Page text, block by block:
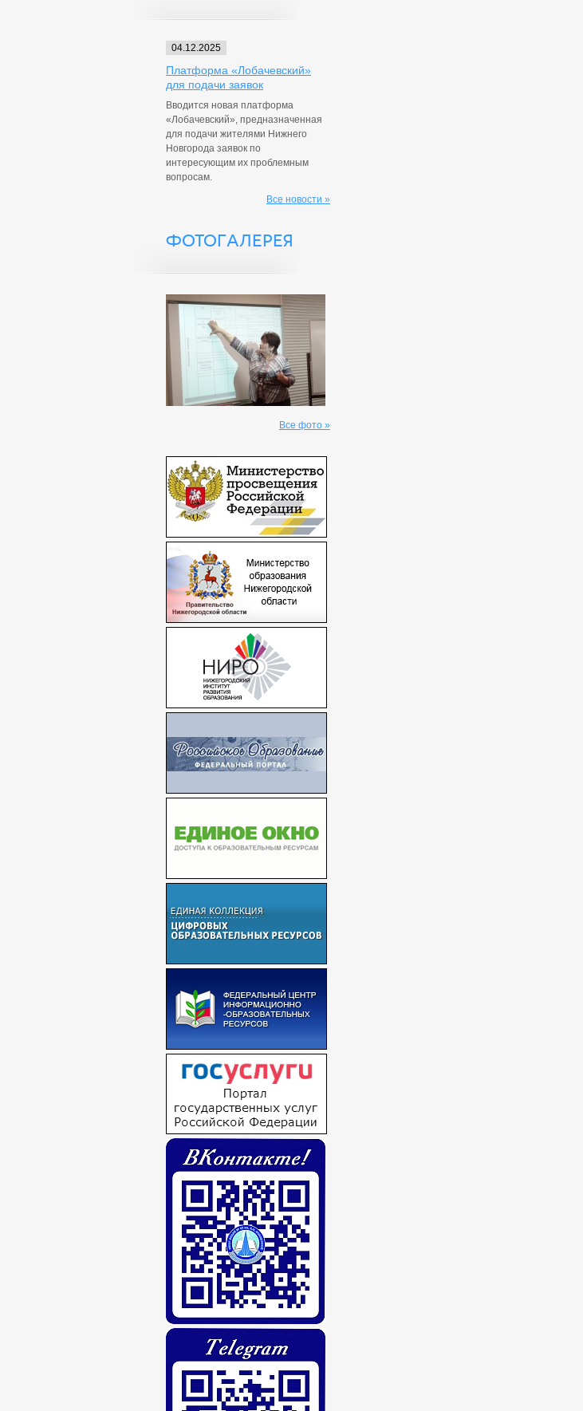
04.12.2025
Платформа «Лобачевский»
для подачи заявок
Вводится новая платформа
«Лобачевский», предназначенная
для подачи жителями Нижнего
Новгорода заявок по
интересующим их проблемным
вопросам.
Все новости »
ФОТОГАЛЕРЕЯ
Все фото »